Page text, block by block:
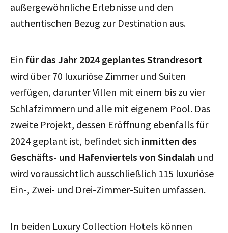
außergewöhnliche Erlebnisse und den
authentischen Bezug zur Destination aus.
Ein für das Jahr 2024 geplantes Strandresort
wird über 70 luxuriöse Zimmer und Suiten
verfügen, darunter Villen mit einem bis zu vier
Schlafzimmern und alle mit eigenem Pool. Das
zweite Projekt, dessen Eröffnung ebenfalls für
2024 geplant ist, befindet sich inmitten des
Geschäfts- und Hafenviertels von Sindalah und
wird voraussichtlich ausschließlich 115 luxuriöse
Ein-, Zwei- und Drei-Zimmer-Suiten umfassen.
In beiden Luxury Collection Hotels können